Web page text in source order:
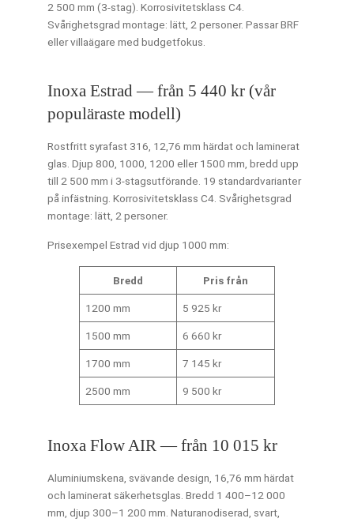
2 500 mm (3-stag). Korrosivitetsklass C4.
Svårighetsgrad montage: lätt, 2 personer. Passar BRF
eller villaägare med budgetfokus.
Inoxa Estrad — från 5 440 kr (vår
populäraste modell)
Rostfritt syrafast 316, 12,76 mm härdat och laminerat
glas. Djup 800, 1000, 1200 eller 1500 mm, bredd upp
till 2 500 mm i 3-stagsutförande. 19 standardvarianter
på infästning. Korrosivitetsklass C4. Svårighetsgrad
montage: lätt, 2 personer.
Prisexempel Estrad vid djup 1000 mm:
Bredd Pris från
1200 mm 5 925 kr
1500 mm 6 660 kr
1700 mm 7 145 kr
2500 mm 9 500 kr
Inoxa Flow AIR — från 10 015 kr
Aluminiumskena, svävande design, 16,76 mm härdat
och laminerat säkerhetsglas. Bredd 1 400–12 000
mm, djup 300–1 200 mm. Naturanodiserad, svart,